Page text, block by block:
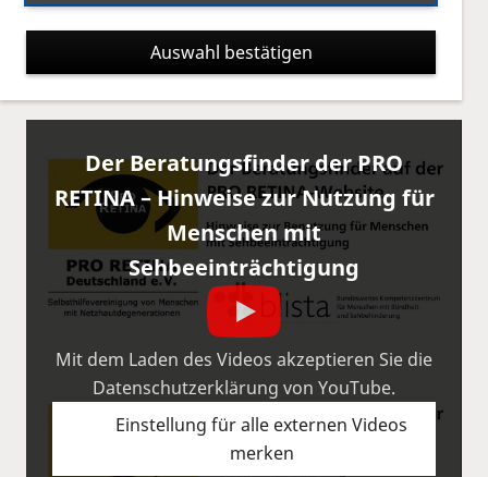
Der Beratungsfinder der PRO RETINA –
Hinweise zur Nutzung für Menschen mit
Sehbeeinträchtigung
Der Beratungsfinder der PRO
RETINA – Hinweise zur Nutzung für
Menschen mit
Sehbeeinträchtigung
Mit dem Laden des Videos akzeptieren Sie die
Datenschutzerklärung von YouTube.
Einstellung für alle externen Videos
merken
Auswahl bestätigen